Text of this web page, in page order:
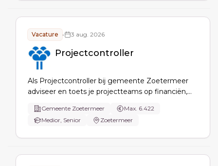
Vacature • 3 aug. 2026
Projectcontroller
Als Projectcontroller bij gemeente Zoetermeer
adviseer en toets je projectteams op financiën,
signaleer je knelpunten. Je levert analyses,
praktische adviezen en verbetervoorstellen voor
Gemeente Zoetermeer
Max. 6.422
Medior, Senior
Zoetermeer